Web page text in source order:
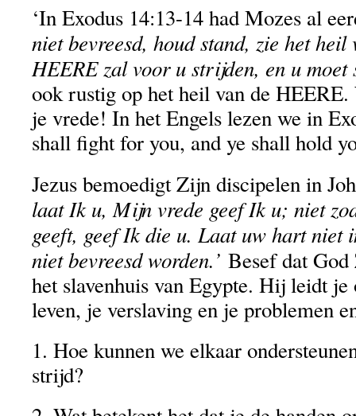
‘In Exodus 14:13-14 had Mozes al
niet bevreesd, houd stand, zie het
HEERE zal voor u strijden, en u moet
ook rustig op het heil van de HEERE.
je vrede! In het Engels lezen we in
shall fight for you, and ye shall hold
Jezus bemoedigt Zijn discipelen in
laat Ik u, Mijn vrede geef Ik u; niet
geeft, geef Ik die u. Laat uw hart niet
niet bevreesd worden.’ Besef dat
het slavenhuis van Egypte. Hij leidt
leven, je verslaving en je problemen
1. Hoe kunnen we elkaar
strijd?